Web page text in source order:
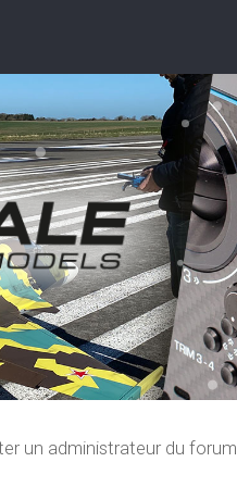
un administrateur du forum